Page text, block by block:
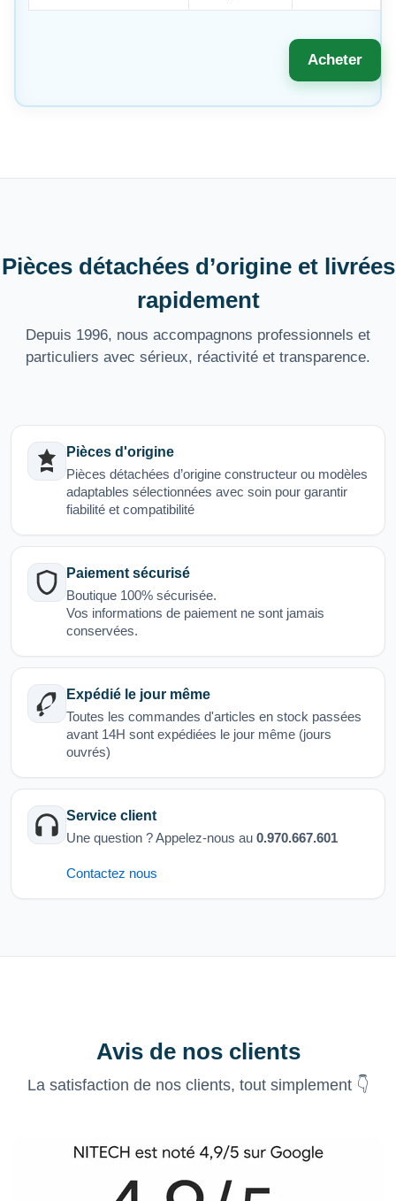
Acheter
Pièces détachées d’origine et livrées
rapidement
Depuis 1996, nous accompagnons professionnels et
particuliers avec sérieux, réactivité et transparence.
Pièces d'origine
Pièces détachées d’origine constructeur ou modèles
adaptables sélectionnées avec soin pour garantir
fiabilité et compatibilité
Paiement sécurisé
Boutique 100% sécurisée.
Vos informations de paiement ne sont jamais
conservées.
Expédié le jour même
Toutes les commandes d'articles en stock passées
avant 14H sont expédiées le jour même (jours
ouvrés)
Service client
Une question ? Appelez-nous au 0.970.667.601
Contactez nous
Avis de nos clients
La satisfaction de nos clients, tout simplement 👇